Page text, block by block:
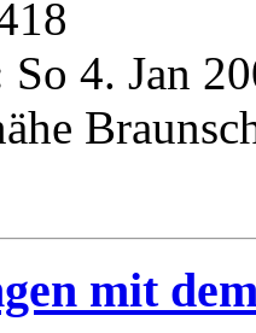
So 4. Jan
mit